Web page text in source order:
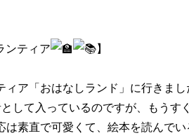
ンティア
】
ア「おはなしランド」に行きまし
して入っているのですが、もうす
素直で可愛くて、絵本を読んで